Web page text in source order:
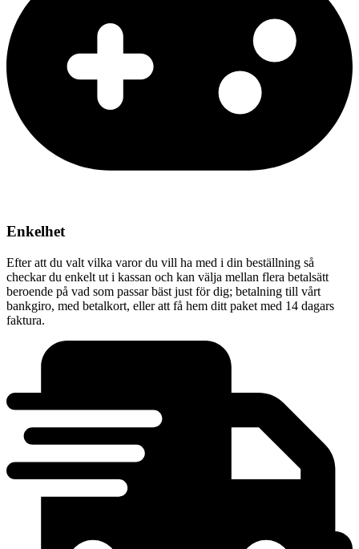
Enkelhet
Efter att du valt vilka varor du vill ha med i din beställning så
checkar du enkelt ut i kassan och kan välja mellan flera betalsätt
beroende på vad som passar bäst just för dig; betalning till vårt
bankgiro, med betalkort, eller att få hem ditt paket med 14 dagars
faktura.